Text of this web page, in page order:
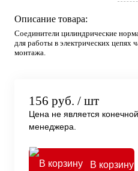
Описание товара:
Соединители цилиндрические
для работы в электрических
монтажа.
156 руб. / шт
Цена не является
менеджера.
В корзину